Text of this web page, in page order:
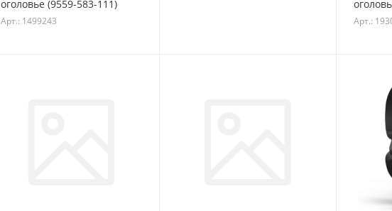
оголовье (9559-583-111)
Арт.: 1499243 Арт.: